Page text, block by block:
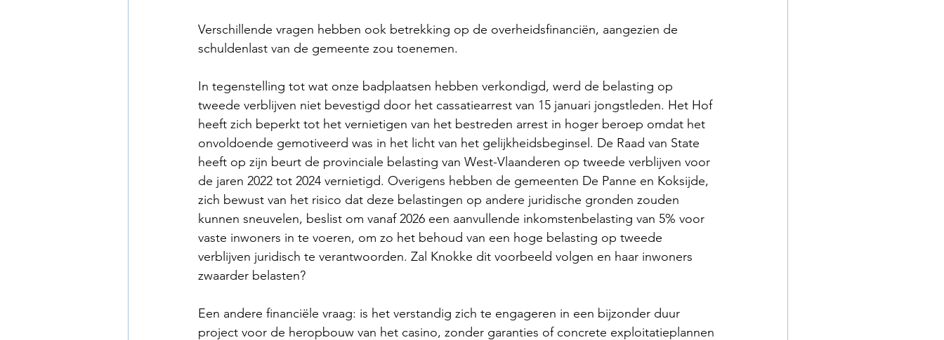
Verschillende vragen hebben ook betrekking op de overheidsfinanciën, aangezien de
schuldenlast van de gemeente zou toenemen.
In tegenstelling tot wat onze badplaatsen hebben verkondigd, werd de belasting op
tweede verblijven niet bevestigd door het cassatiearrest van 15 januari jongstleden. Het Hof
heeft zich beperkt tot het vernietigen van het bestreden arrest in hoger beroep omdat het
onvoldoende gemotiveerd was in het licht van het gelijkheidsbeginsel. De Raad van State
heeft op zijn beurt de provinciale belasting van West-Vlaanderen op tweede verblijven voor
de jaren 2022 tot 2024 vernietigd. Overigens hebben de gemeenten De Panne en Koksijde,
zich bewust van het risico dat deze belastingen op andere juridische gronden zouden
kunnen sneuvelen, beslist om vanaf 2026 een aanvullende inkomstenbelasting van 5% voor
vaste inwoners in te voeren, om zo het behoud van een hoge belasting op tweede
verblijven juridisch te verantwoorden. Zal Knokke dit voorbeeld volgen en haar inwoners
zwaarder belasten?
Een andere financiële vraag: is het verstandig zich te engageren in een bijzonder duur
project voor de heropbouw van het casino, zonder garanties of concrete exploitatieplannen